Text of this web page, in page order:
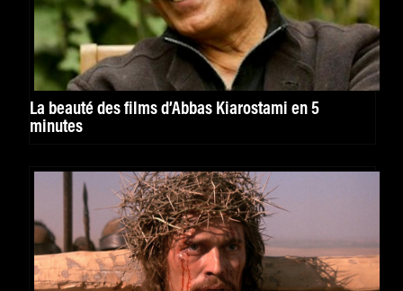
La beauté des films d’Abbas Kiarostami en 5
minutes